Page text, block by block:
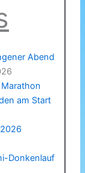
Abend
am Start
Donkenlauf